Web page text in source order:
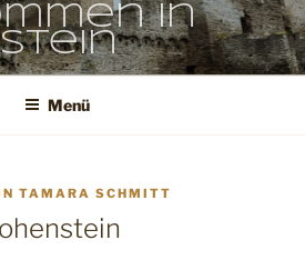
in
Menü
TAMARA SCHMITT